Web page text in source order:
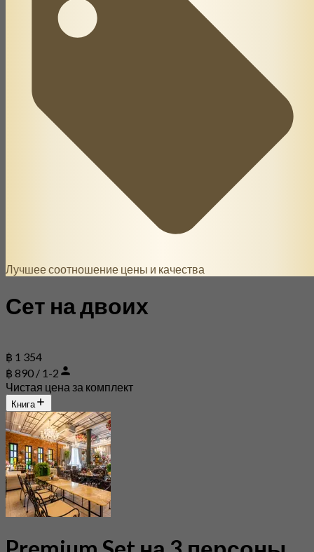
Лучшее соотношение цены и качества
Сет на двоих
฿ 1 354
฿ 890 / 1-2
Чистая цена за комплект
Книга